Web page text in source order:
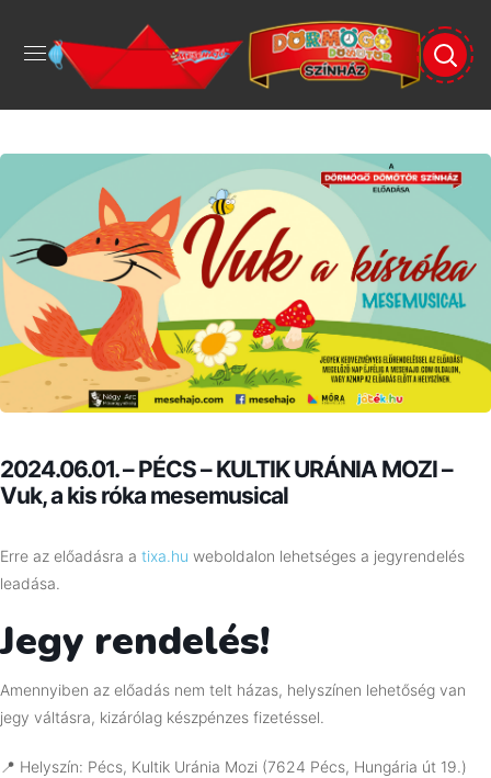
2024.06.01. – PÉCS – KULTIK URÁNIA MOZI –
Vuk, a kis róka mesemusical
Erre az előadásra a tixa.hu weboldalon lehetséges a jegyrendelés
leadása.
Jegy rendelés!
Amennyiben az előadás nem telt házas, helyszínen lehetőség van
jegy váltásra, kizárólag készpénzes fizetéssel.
📍 Helyszín: Pécs, Kultik Uránia Mozi (7624 Pécs, Hungária út 19.)